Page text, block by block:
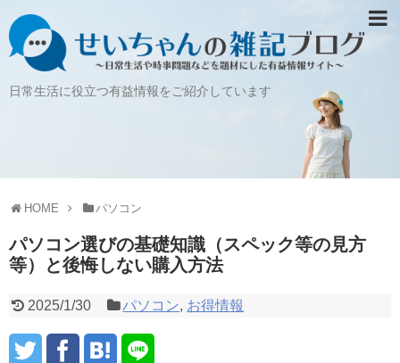
日常生活に役立つ有益情報をご紹介しています
HOME パソコン
パソコン選びの基礎知識（スペック等の見方
等）と後悔しない購入方法
2025/1/30 パソコン, お得情報